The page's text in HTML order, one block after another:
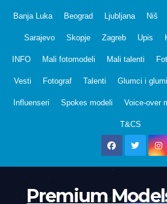
Banja Luka Beograd Ljubljana Niš
Sarajevo Skopje Zagreb Upis
INFO Mali fotomodeli Mali talenti
Vesti Fotograf Talenti Glumci i
Influenseri Spokes modeli Voice-over
T&CS
Premium